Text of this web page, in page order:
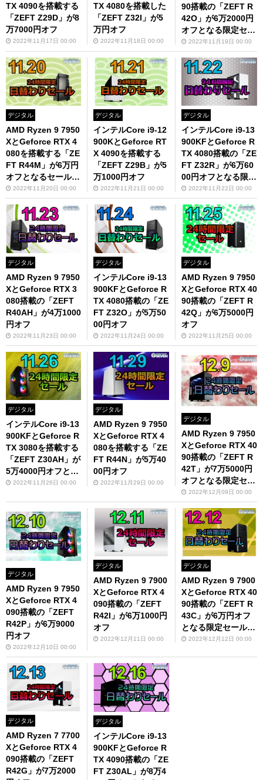
TX 4090を搭載する
「ZEFT Z29D」が8
万7000円オフ
2022年11月17日 00:00
TX 4080を搭載した
「ZEFT Z32I」が5
万円オフ
2022年11月18日 00:00
90搭載の「ZEFT R
42O」が6万2000円
オフとなる限定セー
ルを開催！
2022年11月19日 00:00
デジタル
AMD Ryzen 9 7950
XとGeforce RTX 4
080を搭載する「ZE
FT R44M」が6万円
オフとなるセール開
催2022年11月20日 00:00
デジタル
インテルCore i9-12
900KとGeforce RT
X 4090を搭載する
「ZEFT Z29B」が5
万1000円オフ
2022年11月21日 00:00
デジタル
インテルCore i9-13
900KFとGeforce R
TX 4080搭載の「ZE
FT Z32R」が6万60
00円オフとなる限定
セールを開催！
2022年11月22日 00:00
デジタル
AMD Ryzen 9 7950
XとGeforce RTX 3
080搭載の「ZEFT
R40AH」が4万1000
円オフ
2022年11月23日 00:00
デジタル
インテルCore i9-13
900KFとGeforce R
TX 4080搭載の「ZE
FT Z32O」が5万50
00円オフ
2022年11月24日 00:00
デジタル
AMD Ryzen 9 7950
XとGeforce RTX 40
90搭載の「ZEFT R
42Q」が6万5000円
オフ
2022年11月25日 00:00
デジタル
インテルCore i9-13
900KFとGeforce R
TX 3080を搭載する
「ZEFT Z30AH」が
5万4000円オフとな
るセール開催！
2022年11月26日 00:00
デジタル
AMD Ryzen 9 7950
XとGeforce RTX 4
080を搭載する「ZE
FT R44N」が5万40
00円オフ
2022年11月29日 00:00
デジタル
AMD Ryzen 9 7950
XとGeforce RTX 40
90搭載の「ZEFT R
42T」が7万5000円
オフとなる限定セー
ルを開催！
2022年12月09日 00:00
デジタル
AMD Ryzen 9 7950
XとGeforce RTX 4
090搭載の「ZEFT
R42P」が6万9000
円オフ
2022年12月10日 00:00
デジタル
AMD Ryzen 9 7900
XとGeforce RTX 4
090搭載の「ZEFT
R42I」が6万1000円
オフ
2022年12月11日 00:00
デジタル
AMD Ryzen 9 7900
XとGeforce RTX 40
90搭載の「ZEFT R
43C」が6万円オフ
となる限定セールを
開催！
2022年12月12日 00:00
デジタル
AMD Ryzen 7 7700
XとGeforce RTX 4
090搭載の「ZEFT
R42G」が7万2000
デジタル
インテルCore i9-13
900KFとGeforce R
TX 4090搭載の「ZE
FT Z30AL」が8万4